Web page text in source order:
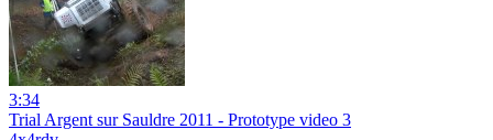
3:34
Trial Argent sur Sauldre 2011 - Prototype video 3